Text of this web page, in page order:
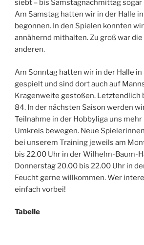
siebt – bis Samstagnachmittag sogar
Am Samstag hatten wir in der Halle
begonnen. In den Spielen konnten
annähernd mithalten. Zu groß war
anderen.
Am Sonntag hatten wir in der Halle
gespielt und sind dort auch auf
Kragenweite gestoßen. Letztendlich
84. In der nächsten Saison werden
Teilnahme in der Hobbyliga uns mehr
Umkreis bewegen. Neue
bei unserem Training jeweils am
bis 22.00 Uhr in der Wilhelm-Baum-
Donnerstag 20.00 bis 22.00 Uhr in
Feucht gerne willkommen. Wer
einfach vorbei!
Tabelle